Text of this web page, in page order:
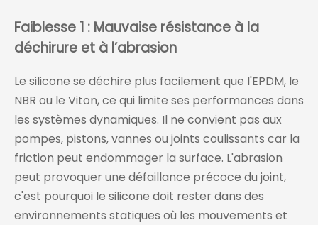
Faiblesse 1 : Mauvaise résistance à la
déchirure et à l’abrasion
Le silicone se déchire plus facilement que l'EPDM, le
NBR ou le Viton, ce qui limite ses performances dans
les systèmes dynamiques. Il ne convient pas aux
pompes, pistons, vannes ou joints coulissants car la
friction peut endommager la surface. L'abrasion
peut provoquer une défaillance précoce du joint,
c'est pourquoi le silicone doit rester dans des
environnements statiques où les mouvements et